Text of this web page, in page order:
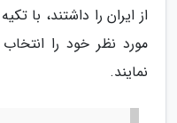
از ایران را داشتند، با
مورد نظر خود را
نمایند.